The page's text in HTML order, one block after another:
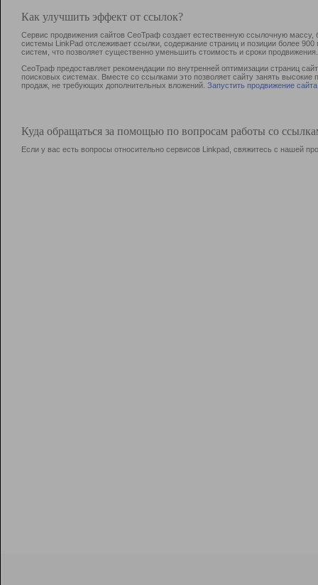
Как улучшить эффект от ссылок?
Сервис продвижения сайтов СеоТраф создает естественную ссылочную
системы LinkPad отслеживает ссылки, содержание страниц и позиции более
систем, что позволяет существенно уменьшить стоимость и сроки продвижения.
СеоТраф предоставляет рекомендации по внутренней оптимизации страниц
поисковых системах. Вместе со ссылками это позволяет сайту занять
продаж, не требующих дополнительных вложений. Запустить продвижение сайта
Куда обращаться за помощью по вопросам работы со
Если у вас есть вопросы относительно сервисов Linkpad, свяжитесь с нашей